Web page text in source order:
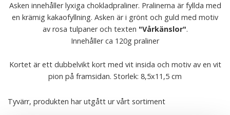
Asken innehåller lyxiga chokladpraliner. Pralinerna är fyllda med
en krämig kakaofyllning. Asken är i grönt och guld med motiv
av rosa tulpaner och texten "Vårkänslor".
Innehåller ca 120g praliner
Kortet är ett dubbelvikt kort med vit insida och motiv av en vit
pion på framsidan. Storlek: 8,5x11,5 cm
Tyvärr, produkten har utgått ur vårt sortiment